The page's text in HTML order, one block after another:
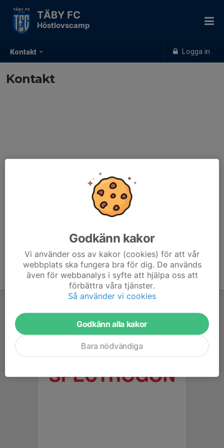
Kontakt Logga in
TÄBY FC
Höstlovscamp
Kontakt
Godkänn kakor
Vi använder oss av kakor (cookies) för att vår
webbplats ska fungera bra för dig. De används
även för webbanalys i syfte att hjälpa oss att
förbättra våra tjänster.
Så använder vi cookies
Godkänn alla kakor
Bara nödvändiga